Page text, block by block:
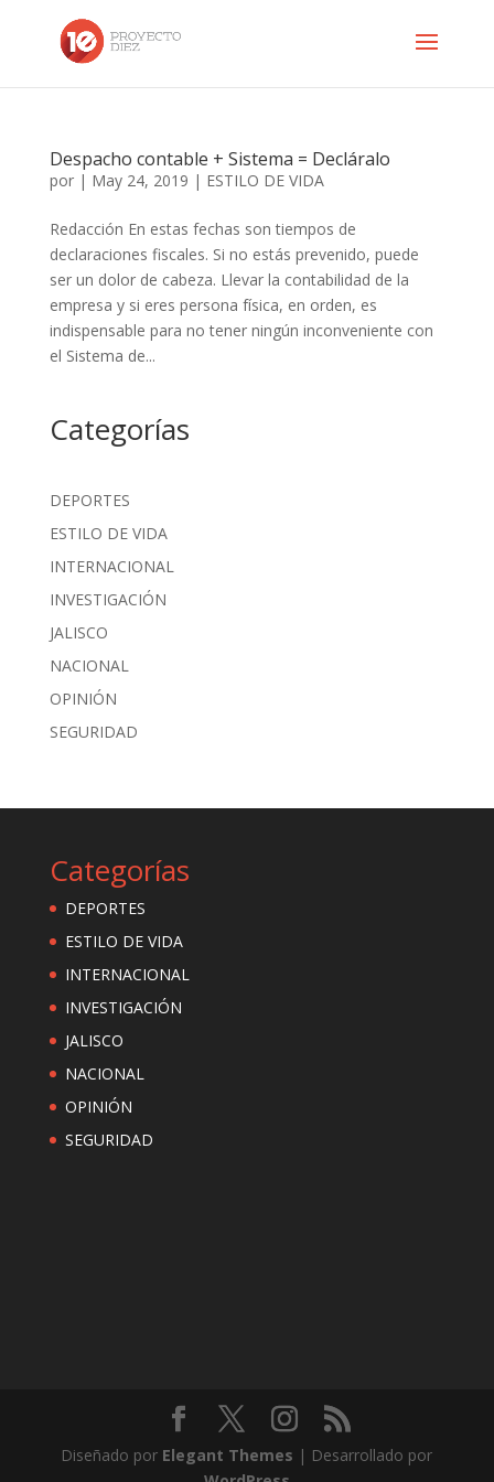
Despacho contable + Sistema = Decláralo
por | May 24, 2019 | ESTILO DE VIDA
Redacción En estas fechas son tiempos de
declaraciones fiscales. Si no estás prevenido, puede
ser un dolor de cabeza. Llevar la contabilidad de la
empresa y si eres persona física, en orden, es
indispensable para no tener ningún inconveniente con
el Sistema de...
Categorías
DEPORTES
ESTILO DE VIDA
INTERNACIONAL
INVESTIGACIÓN
JALISCO
NACIONAL
OPINIÓN
SEGURIDAD
Categorías
DEPORTES
ESTILO DE VIDA
INTERNACIONAL
INVESTIGACIÓN
JALISCO
NACIONAL
OPINIÓN
SEGURIDAD
Diseñado por Elegant Themes | Desarrollado por